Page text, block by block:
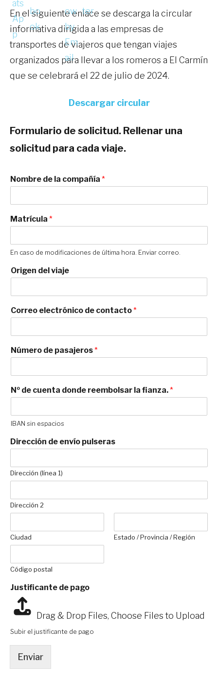
En el siguiente enlace se descarga la circular
informativa dirigida a las empresas de
transportes de viajeros que tengan viajes
organizados para llevar a los romeros a El Carmín
que se celebrará el 22 de julio de 2024.
Descargar circular
Formulario de solicitud. Rellenar una
solicitud para cada viaje.
Nombre de la compañía *
Matrícula *
En caso de modificaciones de última hora. Enviar correo.
Origen del viaje
Correo electrónico de contacto*
Número de pasajeros*
Nº de cuenta donde reembolsar la fianza.*
IBAN sin espacios
Dirección de envío pulseras
Dirección (línea 1)
Dirección 2
Ciudad Estado / Provincia / Región
Código postal
Justificante de pago
Drag & Drop Files, Choose Files to Upload
Subir el justificante de pago
Enviar